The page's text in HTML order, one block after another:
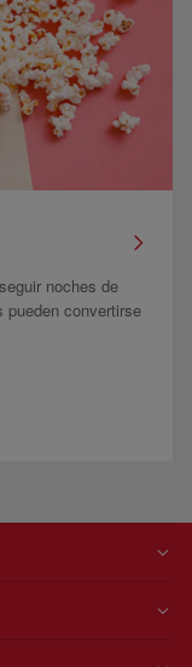
noches de
convertirse